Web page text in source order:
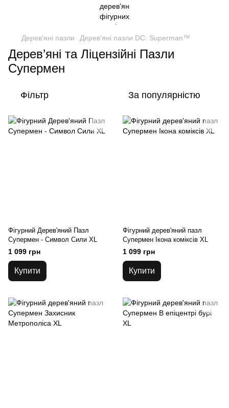
Дерев'яні пазли Дерев'яні пазли DC: Superman™
Дерев’яні та Ліцензійні Пазли
Супермен
Фільтр За популярністю
Фігурний Дерев'яний Пазл
Супермен - Символ Сили XL
1 099 грн
Купити
Фігурний дерев'яний пазл
Супермен Ікона коміксів XL
1 099 грн
Купити